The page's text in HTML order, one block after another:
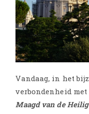
Vandaag, in het
verbondenheid
Maagd van de